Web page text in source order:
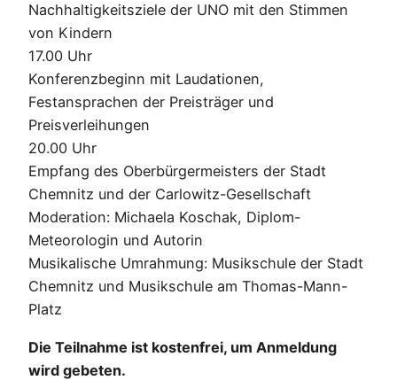
Nachhaltigkeitsziele der UNO mit den Stimmen
von Kindern
17.00 Uhr
Konferenzbeginn mit Laudationen,
Festansprachen der Preisträger und
Preisverleihungen
20.00 Uhr
Empfang des Oberbürgermeisters der Stadt
Chemnitz und der Carlowitz-Gesellschaft
Moderation: Michaela Koschak, Diplom-
Meteorologin und Autorin
Musikalische Umrahmung: Musikschule der Stadt
Chemnitz und Musikschule am Thomas-Mann-
Platz
Die Teilnahme ist kostenfrei, um Anmeldung
wird gebeten.